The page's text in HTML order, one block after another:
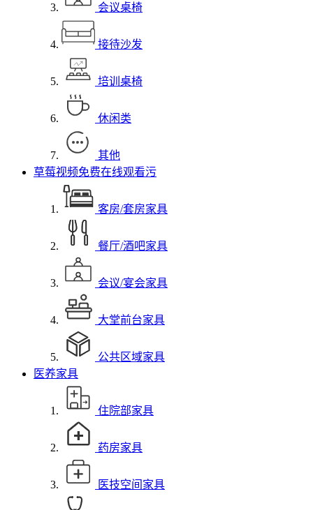
会议桌椅
接待沙发
培训桌椅
休闲类
其他
草莓视频免费在线观看污
客房/套房家具
餐厅/酒吧家具
会议/宴会家具
大堂前台家具
公共区域家具
医养家具
住院部家具
药房家具
医技空间家具